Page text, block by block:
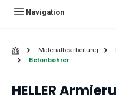
Navigation
Materialbearbeitung
Betonbohrer
HELLER